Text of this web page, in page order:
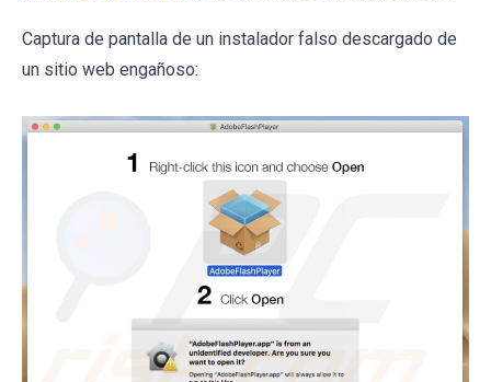
Captura de pantalla de un instalador falso descargado de
un sitio web engañoso: